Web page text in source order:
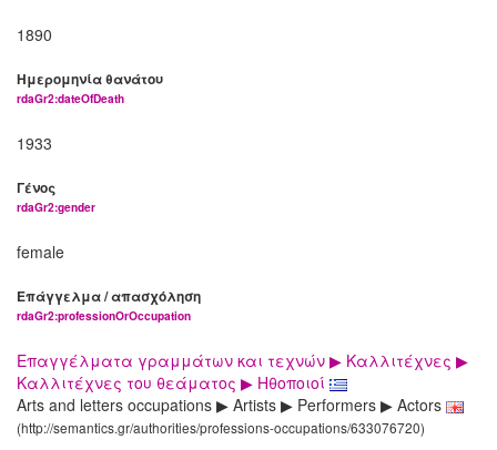
1890
Ημερομηνία θανάτου
rdaGr2:dateOfDeath
1933
Γένος
rdaGr2:gender
female
Επάγγελμα / απασχόληση
rdaGr2:professionOrOccupation
Επαγγέλματα γραμμάτων και τεχνών ▶ Καλλιτέχνες ▶
Καλλιτέχνες του θεάματος ▶ Ηθοποιοί
Arts and letters occupations ▶ Artists ▶ Performers ▶ Actors
(http://semantics.gr/authorities/professions-occupations/633076720)